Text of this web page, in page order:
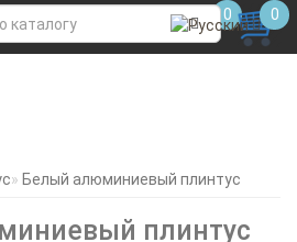
0 0
Белый алюминиевый плинтус
плинтус